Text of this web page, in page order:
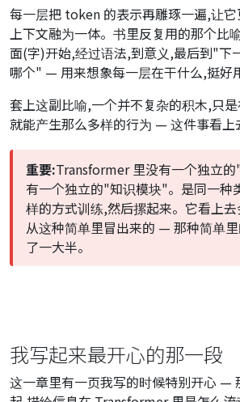
每一层把 token 的表示再雕琢一遍,让
上下文融为一体。书里反复用的那个比
面(字)开始,经过语法,到意义,最后到"下
哪个" — 用来想象每一层在干什么,挺好
套上这副比喻,一个并不复杂的积木,只
就能产生那么多样的行为 — 这件事看上
重要:Transformer 里没有一个独立
有一个独立的"知识模块"。是同一种
样的方式训练,然后摞起来。它看上
从这种简单里冒出来的 — 那种简单
了一大半。
我写起来最开心的那一段
这一章里有一页我写的时候特别开心 —